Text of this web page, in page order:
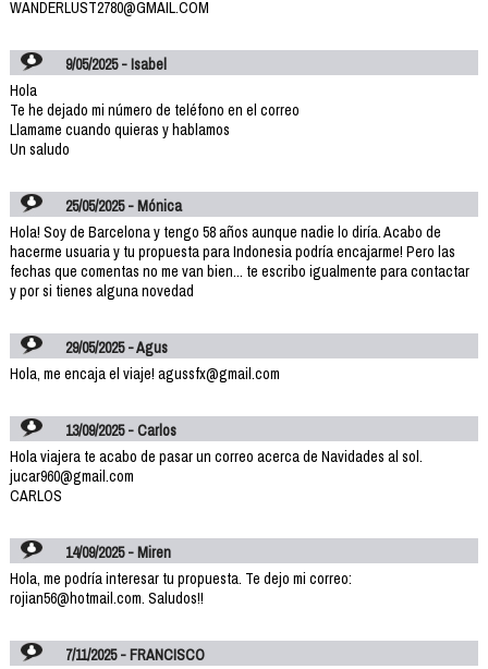
WANDERLUST2780@GMAIL.COM
9/05/2025 - Isabel
Hola
Te he dejado mi número de teléfono en el correo
Llamame cuando quieras y hablamos
Un saludo
25/05/2025 - Mónica
Hola! Soy de Barcelona y tengo 58 años aunque nadie lo diría. Acabo de
hacerme usuaria y tu propuesta para Indonesia podría encajarme! Pero las
fechas que comentas no me van bien... te escribo igualmente para contactar
y por si tienes alguna novedad
29/05/2025 - Agus
Hola, me encaja el viaje! agussfx@gmail.com
13/09/2025 - Carlos
Hola viajera te acabo de pasar un correo acerca de Navidades al sol.
jucar960@gmail.com
CARLOS
14/09/2025 - Miren
Hola, me podría interesar tu propuesta. Te dejo mi correo:
rojian56@hotmail.com. Saludos!!
7/11/2025 - FRANCISCO